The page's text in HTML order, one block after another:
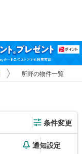
所野の物件一覧
条件変更
通知設定